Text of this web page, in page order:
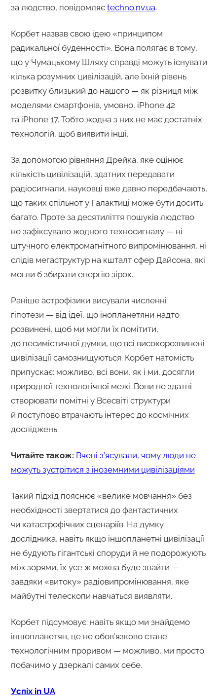
за людство, повідомляє techno.nv.ua.
Корбет назвав свою ідею «принципом
радикальної буденності». Вона полягає в тому,
що у Чумацькому Шляху справді можуть існувати
кілька розумних цивілізацій, але їхній рівень
розвитку близький до нашого — як різниця між
моделями смартфонів, умовно, iPhone 42
та iPhone 17. Тобто жодна з них не має достатніх
технологій, щоб виявити інші.
За допомогою рівняння Дрейка, яке оцінює
кількість цивілізацій, здатних передавати
радіосигнали, науковці вже давно передбачають,
що таких спільнот у Галактиці може бути досить
багато. Проте за десятиліття пошуків людство
не зафіксувало жодного техносигналу — ні
штучного електромагнітного випромінювання, ні
слідів мегаструктур на кшталт сфер Дайсона, які
могли б збирати енергію зірок.
Раніше астрофізики висували численні
гіпотези — від ідеї, що інопланетяни надто
розвинені, щоб ми могли їх помітити,
до песимістичної думки, що всі високорозвинені
цивілізації самознищуються. Корбет натомість
припускає: можливо, всі вони, як і ми, досягли
природної технологічної межі. Вони не здатні
створювати помітні у Всесвіті структури
й поступово втрачають інтерес до космічних
досліджень.
Читайте також: Вчені з’ясували, чому люди не
можуть зустрітися з іноземними цивілізаціями
Такий підхід пояснює «велике мовчання» без
необхідності звертатися до фантастичних
чи катастрофічних сценаріїв. На думку
дослідника, навіть якщо іншопланетні цивілізації
не будують гігантські споруди й не подорожують
між зорями, їх усе ж можна буде знайти —
завдяки «витоку» радіовипромінювання, яке
майбутні телескопи навчаться виявляти.
Корбет підсумовує: навіть якщо ми знайдемо
іншопланетян, це не обов’язково стане
технологічним проривом — можливо, ми просто
побачимо у дзеркалі самих себе.
Успіх in UA